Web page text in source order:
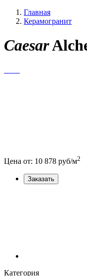
Главная
Керамогранит
Caesar
Цена от: 10 878 руб/м2
Заказать
Категория